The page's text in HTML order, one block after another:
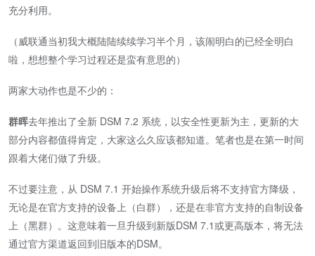
充分利用。
（威联通当初我大概陆陆续续学习半个月，该闹明白的已经全明白
啦，想想整个学习过程还是蛮有意思的）
两家大动作也是不少的：
群晖去年推出了全新 DSM 7.2 系统，以安全性更新为主，更新的大
部分内容都值得肯定，大家这么久应该都知道。笔者也是在第一时间
跟着大佬们做了升级。
不过要注意，从 DSM 7.1 开始操作系统升级后将不支持官方降级，
无论是在官方支持的设备上（白群），还是在非官方支持的自制设备
上（黑群）。这意味着一旦升级到新版DSM 7.1或更高版本，将无法
通过官方渠道返回到旧版本的DSM。